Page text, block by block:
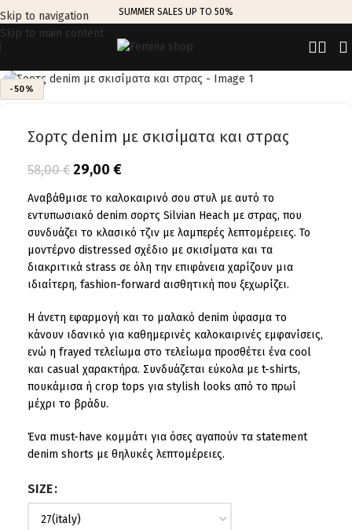
Skip to navigation
Skip to main content
SUMMER SALES UP TO 50%
-50%
Σορτς denim με σκισίματα και στρας
58,00€ 29,00 €
Αναβάθμισε το καλοκαιρινό σου στυλ με αυτό το
εντυπωσιακό denim σορτς Silvian Heach με στρας, που
συνδυάζει το κλασικό τζιν με λαμπερές λεπτομέρειες. Το
μοντέρνο distressed σχέδιο με σκισίματα και τα
διακριτικά strass σε όλη την επιφάνεια χαρίζουν μια
ιδιαίτερη, fashion-forward αισθητική που ξεχωρίζει.
Η άνετη εφαρμογή και το μαλακό denim ύφασμα το
κάνουν ιδανικό για καθημερινές καλοκαιρινές εμφανίσεις,
ενώ η frayed τελείωμα στο τελείωμα προσθέτει ένα cool
και casual χαρακτήρα. Συνδυάζεται εύκολα με t-shirts,
πουκάμισα ή crop tops για stylish looks από το πρωί
μέχρι το βράδυ.
Ένα must-have κομμάτι για όσες αγαπούν τα statement
denim shorts με θηλυκές λεπτομέρειες.
SIZE